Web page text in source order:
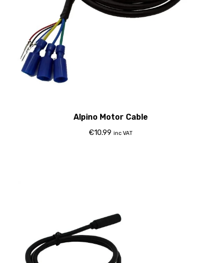
Alpino Motor Cable
€10.99 inc VAT